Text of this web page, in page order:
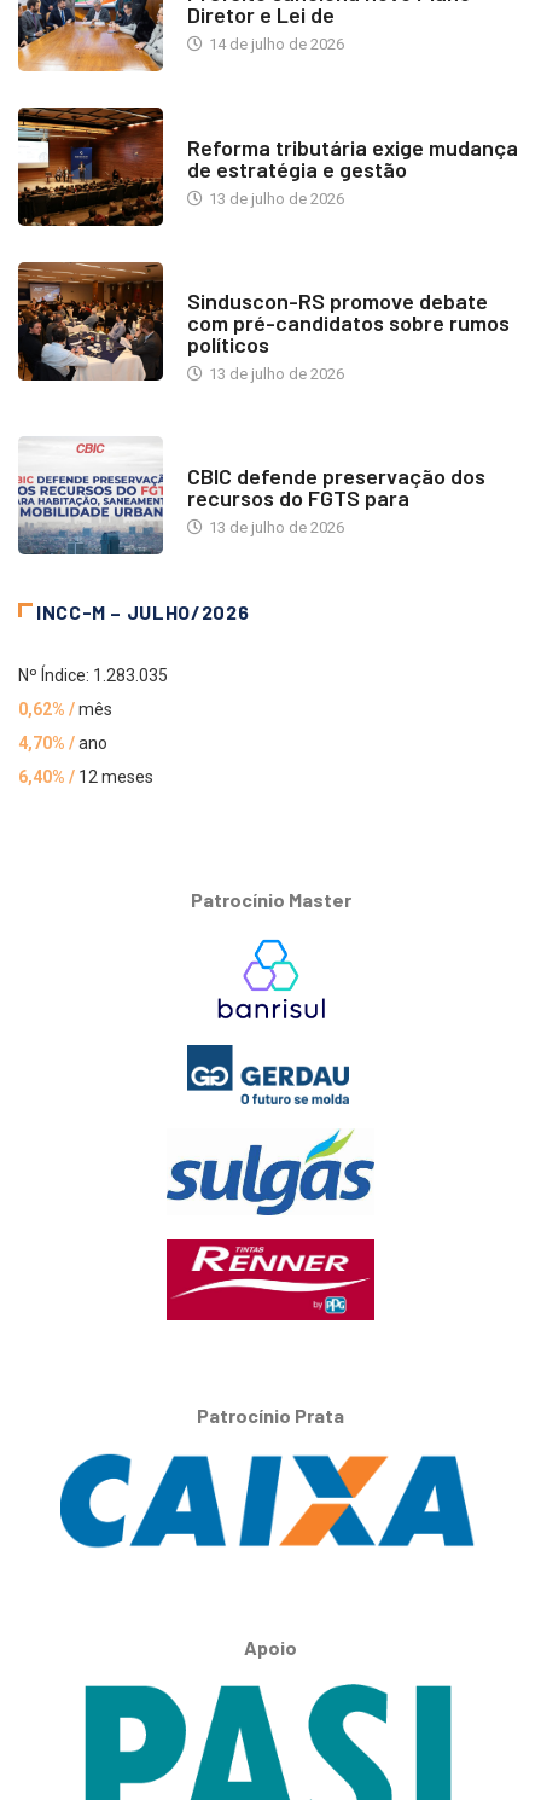
Diretor e Lei de
14 de julho de 2026
Reforma tributária exige mudança
de estratégia e gestão
13 de julho de 2026
Sinduscon-RS promove debate
com pré-candidatos sobre rumos
políticos
13 de julho de 2026
CBIC defende preservação dos
recursos do FGTS para
13 de julho de 2026
INCC-M – JULHO/2026
Nº Índice: 1.283.035
0,62% /mês
4,70% /ano
6,40% / 12 meses
Patrocínio Master
Patrocínio Prata
Apoio